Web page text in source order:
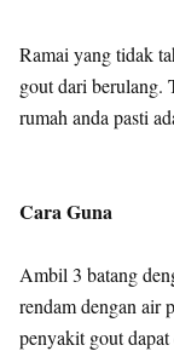
Ramai yang tidak
gout dari berulang.
rumah anda pasti
Cara Guna
Ambil 3 batang
rendam dengan air
penyakit gout